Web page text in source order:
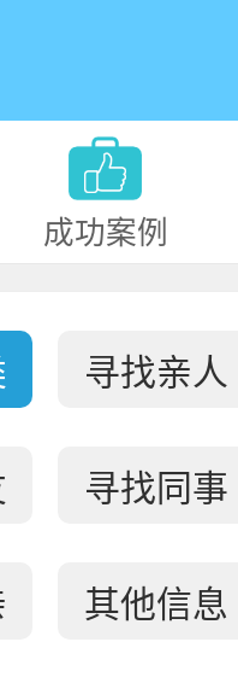
成功案例
寻找亲人
寻找同事
其他信息